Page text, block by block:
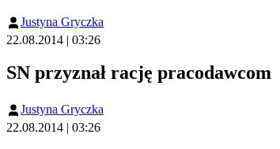
Justyna Gryczka
22.08.2014 | 03:26
SN przyznał rację pracodawcom
Justyna Gryczka
22.08.2014 | 03:26